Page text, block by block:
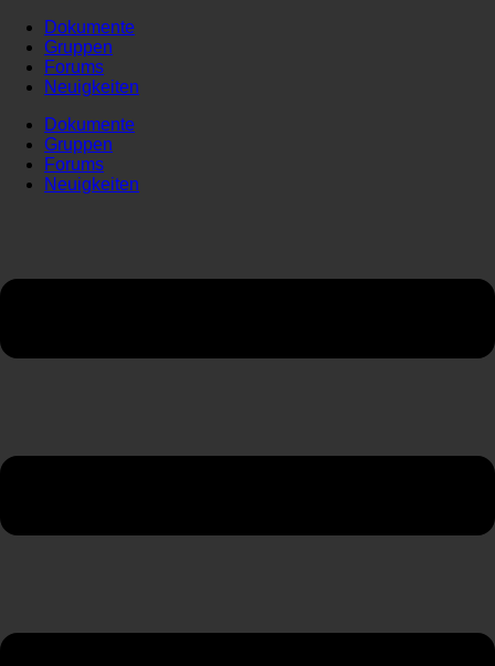
Dokumente
Gruppen
Forums
Neuigkeiten
Dokumente
Gruppen
Forums
Neuigkeiten